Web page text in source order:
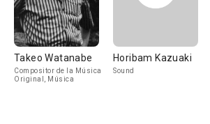
Takeo Watanabe
Compositor de la Música
Original, Música
Horibam Kazuaki
Sound